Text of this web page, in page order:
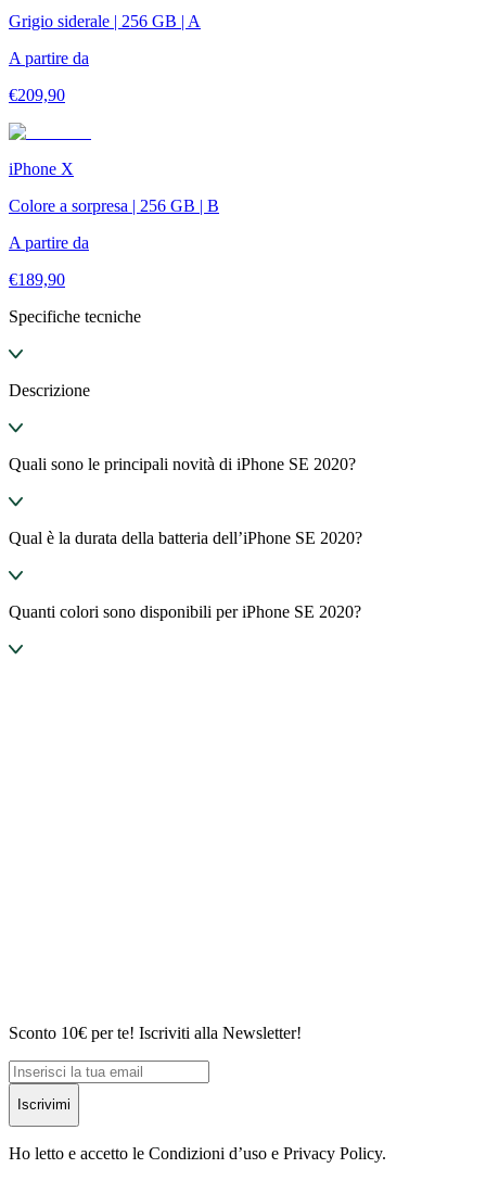
Grigio siderale | 256 GB | A
A partire da
€209,90
iPhone X
Colore a sorpresa | 256 GB | B
A partire da
€189,90
Specifiche tecniche
Descrizione
Quali sono le principali novità di iPhone SE 2020?
Qual è la durata della batteria dell’iPhone SE 2020?
Quanti colori sono disponibili per iPhone SE 2020?
Sconto 10€ per te! Iscriviti alla Newsletter!
Iscrivimi
Ho letto e accetto le Condizioni d’uso e Privacy Policy.